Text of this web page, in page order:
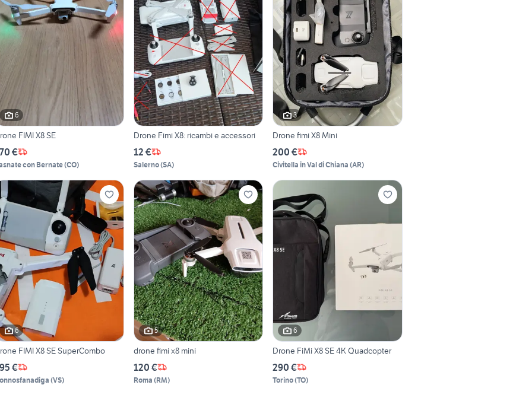
6
FIMI X8 SE
€
con Bernate(CO)
Drone Fimi X8: ricambi e accessori
12 €
Salerno(SA)
3
Drone fimi X8 Mini
200 €
Civitella in Val di Chiana (AR)
6
Drone FIMI X8 SE SuperCombo
€
(VS)
5
drone fimi x8 mini
120 €
Roma (RM)
6
Drone FiMi X8 SE 4K Quadcopter
290 €
Torino(TO)